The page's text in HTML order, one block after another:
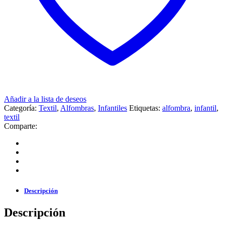
Añadir a la lista de deseos
Categoría: Textil, Alfombras, Infantiles Etiquetas: alfombra, infantil,
textil
Comparte:
Descripción
Descripción